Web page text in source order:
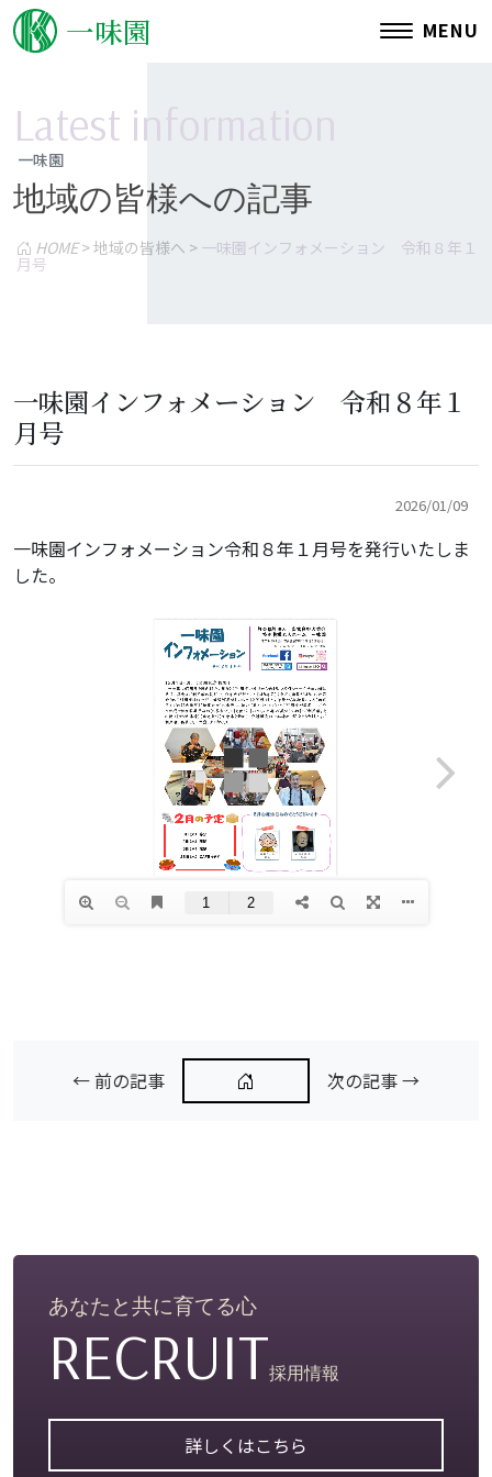
一味園 MENU
概要
事業内容
施設名の由来
特徴
平面図
Latest information
一味園
地域の皆様への記事
HOME>地域の皆様へ > 一味園インフォメーション 令和８年１
月号
一味園インフォメーション 令和８年１
月号
2026/01/09
一味園インフォメーション令和８年１月号を発行いたしま
した。
← 前の記事 次の記事 →
あなたと共に育てる心
RECRUIT採用情報
詳しくはこちら